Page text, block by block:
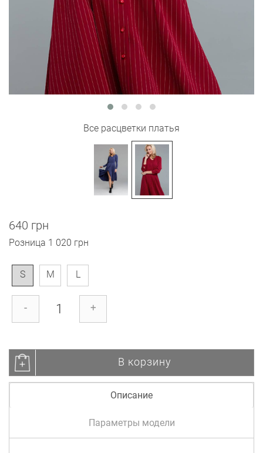
Все расцветки платья
640 грн
Розница 1 020 грн
S M L
- +
В корзину
Описание
Параметры модели